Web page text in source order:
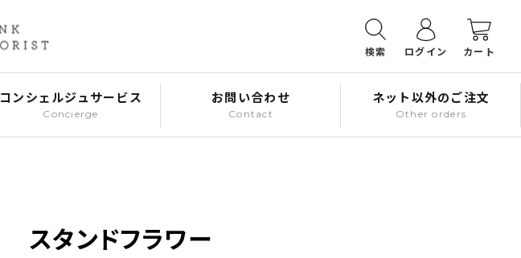
検索 ログイン カート
コンシェルジュサービス
Concierge
お問い合わせ
Contact
ネット以外のご注文
Other orders
スタンドフラワー